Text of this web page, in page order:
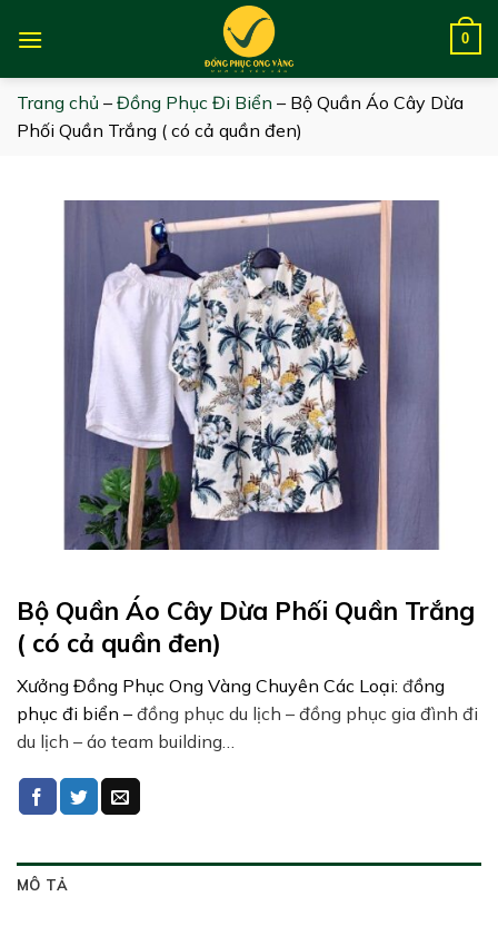
0
Trang chủ – Đồng Phục Đi Biển – Bộ Quần Áo Cây Dừa
Phối Quần Trắng ( có cả quần đen)
Bộ Quần Áo Cây Dừa Phối Quần Trắng
( có cả quần đen)
Xưởng Đồng Phục Ong Vàng Chuyên Các Loại: đồng
phục đi biển – đồng phục du lịch – đồng phục gia đình đi
du lịch – áo team building…
MÔ TẢ